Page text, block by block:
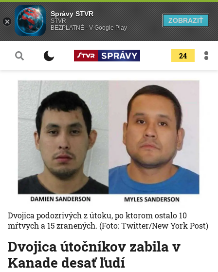
24
Dvojica útočníkov zabila v
Kanade desať ľudí
Dvojica podozrivých z útoku, po ktorom ostalo 10
mŕtvych a 15 zranených. (Foto: Twitter/New York Post)
Správy STVR
STVR
BEZPLATNÉ - V Google Play
ZOBRAZIŤ